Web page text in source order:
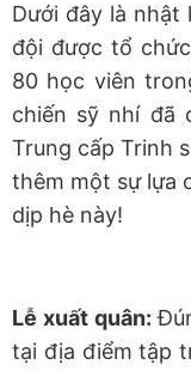
Dưới đây là nhật
đội được tổ
80 học viên
chiến sỹ nhí đã
Trung cấp Trinh
thêm một sự lựa
dịp hè này!
Lễ xuất quân:
tại địa điểm tập